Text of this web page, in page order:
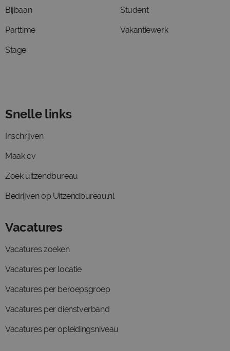
Bijbaan
Parttime
Stage
Student
Vakantiewerk
Snelle links
Inschrijven
Maak cv
Zoek uitzendbureau
Bedrijven op Uitzendbureau.nl
Vacatures
Vacatures zoeken
Vacatures per locatie
Vacatures per beroepsgroep
Vacatures per dienstverband
Vacatures per opleidingsniveau